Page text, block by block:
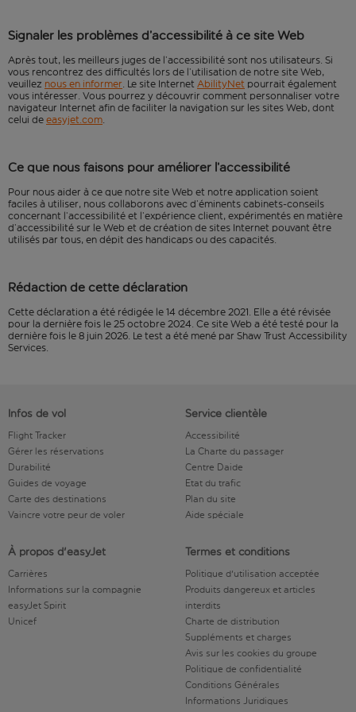
Signaler les problèmes d’accessibilité à ce site Web
Après tout, les meilleurs juges de l’accessibilité sont nos utilisateurs. Si
vous rencontrez des difficultés lors de l’utilisation de notre site Web,
veuillez nous en informer. Le site Internet AbilityNet pourrait également
vous intéresser. Vous pourrez y découvrir comment personnaliser votre
navigateur Internet afin de faciliter la navigation sur les sites Web, dont
celui de easyjet.com.
Ce que nous faisons pour améliorer l’accessibilité
Pour nous aider à ce que notre site Web et notre application soient
faciles à utiliser, nous collaborons avec d’éminents cabinets-conseils
concernant l’accessibilité et l’expérience client, expérimentés en matière
d’accessibilité sur le Web et de création de sites Internet pouvant être
utilisés par tous, en dépit des handicaps ou des capacités.
Rédaction de cette déclaration
Cette déclaration a été rédigée le 14 décembre 2021. Elle a été révisée
pour la dernière fois le 25 octobre 2024. Ce site Web a été testé pour la
dernière fois le 8 juin 2026. Le test a été mené par Shaw Trust Accessibility
Services.
Infos de vol
Flight Tracker
Gérer les réservations
Durabilité
Guides de voyage
Carte des destinations
Vaincre votre peur de voler
Service clientèle
Accessibilité
La Charte du passager
Centre Daide
Etat du trafic
Plan du site
Aide spéciale
À propos d'easyJet
Carrières
Informations sur la compagnie
easyJet Spirit
Unicef
Termes et conditions
Politique d'utilisation acceptée
Produits dangereux et articles
interdits
Charte de distribution
Suppléments et charges
Avis sur les cookies du groupe
Politique de confidentialité
Conditions Générales
Informations Juridiques